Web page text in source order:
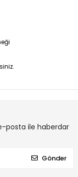
posta ile haberdar
Gönder